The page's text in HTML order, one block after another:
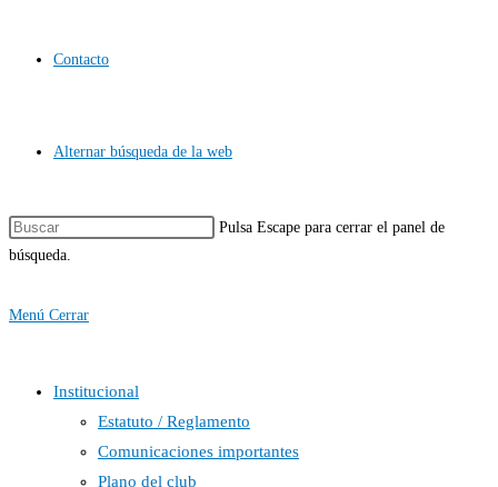
Contacto
Alternar búsqueda de la web
Pulsa Escape para cerrar el panel de
búsqueda.
Menú Cerrar
Institucional
Estatuto / Reglamento
Comunicaciones importantes
Plano del club